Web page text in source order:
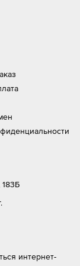
183Б
интернет-